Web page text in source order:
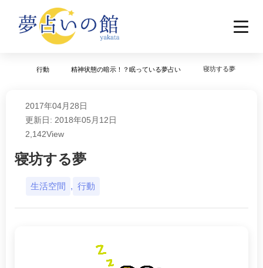
行動 精神状態の暗示！？眠っている夢占い 寝坊する夢
2017年04月28日
更新日: 2018年05月12日
2,142View
寝坊する夢
生活空間 , 行動